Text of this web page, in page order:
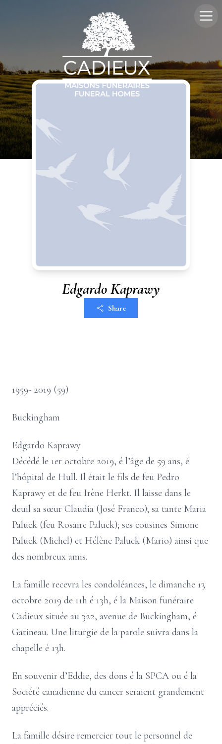
Edgardo Kaprawy
Share
1959- 2019 (59)
Buckingham
Edgardo Kaprawy
Décédé le 1er octobre 2019, é l’âge de 59 ans, é
l’hôpital de Hull. Il était le fils de feu Pedro
Kaprawy et de feu Irène Herkt. Il laisse dans le
deuil sa sœur Claudia (José Franco); sa tante Maria
Paluck (feu Rosaire Paluck); ses cousines Simone
Paluck (Michel) et Hélène Paluck (Mario) ainsi que
des nombreux amis.
La famille recevra les condoléances, le dimanche 13
octobre 2019 de 11h é 13h, é la Maison funéraire
Cadieux située au 322, avenue de Buckingham, é
Gatineau. Une liturgie de la parole suivra dans la
chapelle é 13h.
En souvenir d’Eddie, des dons é la SPCA ou é la
Société canadienne du cancer seraient grandement
appréciés.
La famille désire remercier tout le personnel de